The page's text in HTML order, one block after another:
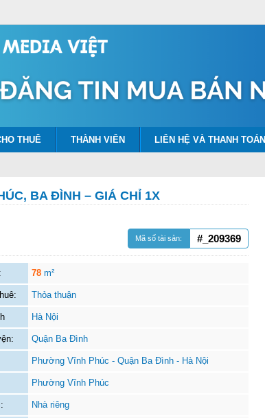
THUÊ THÀNH VIÊN LIÊN HỆ VÀ THANH TOÁN
BA ĐÌNH – GIÁ CHỈ 1X
Mã số tài sản: #_209369
78 m²
Thỏa thuận
Hà Nội
Quận Ba Đình
Phường Vĩnh Phúc - Quận Ba Đình - Hà Nội
Phường Vĩnh Phúc
Nhà riêng